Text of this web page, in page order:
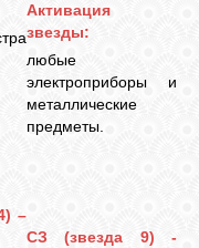
Активация
звезды:
любые
электроприборы и
металлические
предметы.
–
СЗ (звезда 9) -